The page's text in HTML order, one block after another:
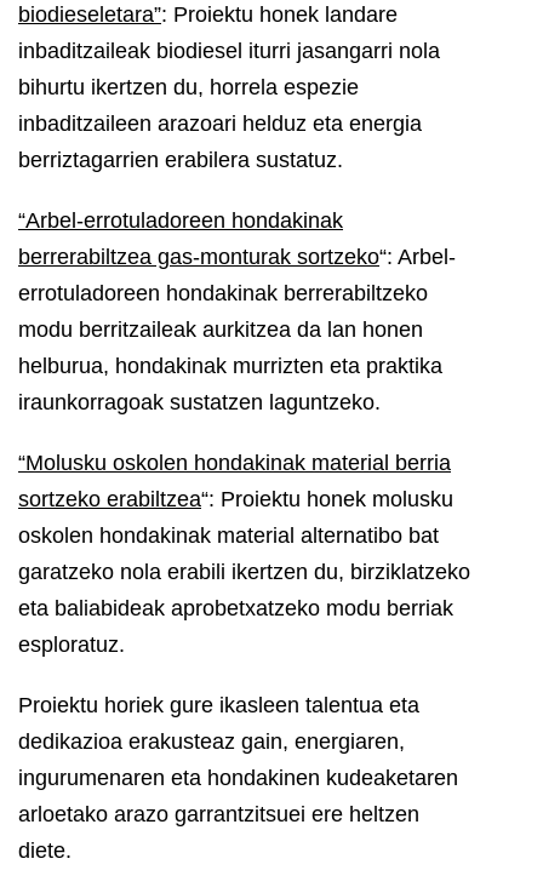
biodieseletara”: Proiektu honek landare
inbaditzaileak biodiesel iturri jasangarri nola
bihurtu ikertzen du, horrela espezie
inbaditzaileen arazoari helduz eta energia
berriztagarrien erabilera sustatuz.
“Arbel-errotuladoreen hondakinak
berrerabiltzea gas-monturak sortzeko“: Arbel-
errotuladoreen hondakinak berrerabiltzeko
modu berritzaileak aurkitzea da lan honen
helburua, hondakinak murrizten eta praktika
iraunkorragoak sustatzen laguntzeko.
“Molusku oskolen hondakinak material berria
sortzeko erabiltzea“: Proiektu honek molusku
oskolen hondakinak material alternatibo bat
garatzeko nola erabili ikertzen du, birziklatzeko
eta baliabideak aprobetxatzeko modu berriak
esploratuz.
Proiektu horiek gure ikasleen talentua eta
dedikazioa erakusteaz gain, energiaren,
ingurumenaren eta hondakinen kudeaketaren
arloetako arazo garrantzitsuei ere heltzen
diete.